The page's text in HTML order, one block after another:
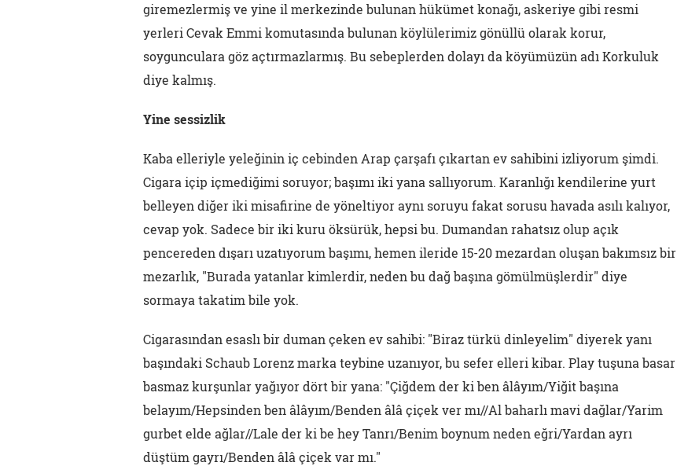
giremezlermiş ve yine il merkezinde bulunan hükümet konağı, askeriye gibi resmi
yerleri Cevak Emmi komutasında bulunan köylülerimiz gönüllü olarak korur,
soygunculara göz açtırmazlarmış. Bu sebeplerden dolayı da köyümüzün adı Korkuluk
diye kalmış.
Yine sessizlik
Kaba elleriyle yeleğinin iç cebinden Arap çarşafı çıkartan ev sahibini izliyorum şimdi.
Cigara içip içmediğimi soruyor; başımı iki yana sallıyorum. Karanlığı kendilerine yurt
belleyen diğer iki misafirine de yöneltiyor aynı soruyu fakat sorusu havada asılı kalıyor,
cevap yok. Sadece bir iki kuru öksürük, hepsi bu. Dumandan rahatsız olup açık
pencereden dışarı uzatıyorum başımı, hemen ileride 15-20 mezardan oluşan bakımsız bir
mezarlık, "Burada yatanlar kimlerdir, neden bu dağ başına gömülmüşlerdir" diye
sormaya takatim bile yok.
Cigarasından esaslı bir duman çeken ev sahibi: "Biraz türkü dinleyelim" diyerek yanı
başındaki Schaub Lorenz marka teybine uzanıyor, bu sefer elleri kibar. Play tuşuna basar
basmaz kurşunlar yağıyor dört bir yana: "Çiğdem der ki ben âlâyım/Yiğit başına
belayım/Hepsinden ben âlâyım/Benden âlâ çiçek ver mı//Al baharlı mavi dağlar/Yarim
gurbet elde ağlar//Lale der ki be hey Tanrı/Benim boynum neden eğri/Yardan ayrı
düştüm gayrı/Benden âlâ çiçek var mı."